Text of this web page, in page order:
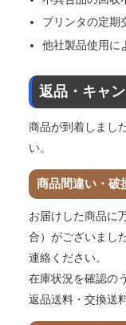
プリンタの定期
他社製品使用に
返品・キャ
商品が到着しまし
い。
商品間違い・破
お届けした商品に
合）がございまし
連絡ください。
在庫状況を確認の
返品送料・交換送